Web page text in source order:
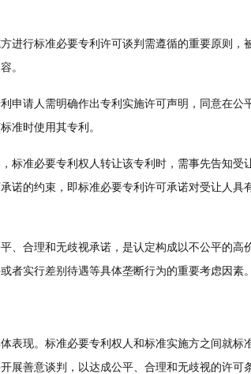
行标准必要专利许可谈判需遵循的重要原则，
。
请人需明确作出专利实施许可声明，同意在公
准时使用其专利。
准必要专利权人转让该专利时，需事先告知受
诺的约束，即标准必要专利许可承诺对受让人具
合理和无歧视承诺，是认定构成以不公平的高
者实行差别待遇等具体垄断行为的重要考虑因素。
现。标准必要专利权人和标准实施方之间就标
展善意谈判，以达成公平、合理和无歧视的许可